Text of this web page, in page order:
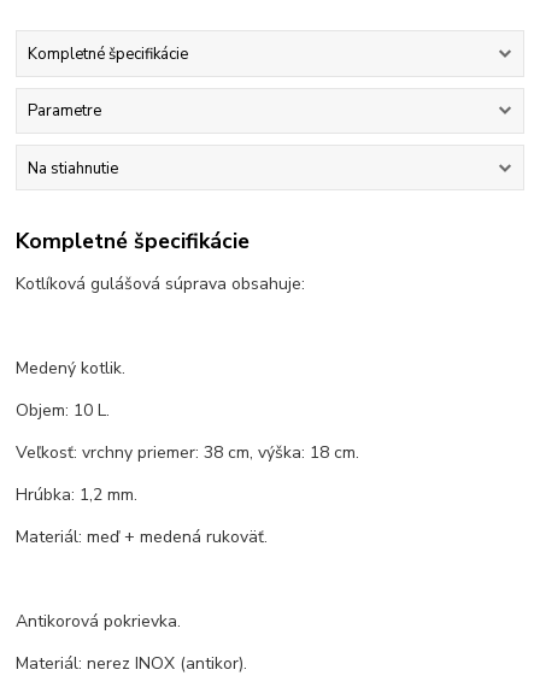
Kompletné špecifikácie
Parametre
Na stiahnutie
Kompletné špecifikácie
Kotlíková gulášová súprava obsahuje:
Medený kotlik.
Objem: 10 L.
Veľkosť: vrchny priemer: 38 cm, výška: 18 cm.
Hrúbka: 1,2 mm.
Materiál: meď + medená rukoväť.
Antikorová pokrievka.
Materiál: nerez INOX (antikor).